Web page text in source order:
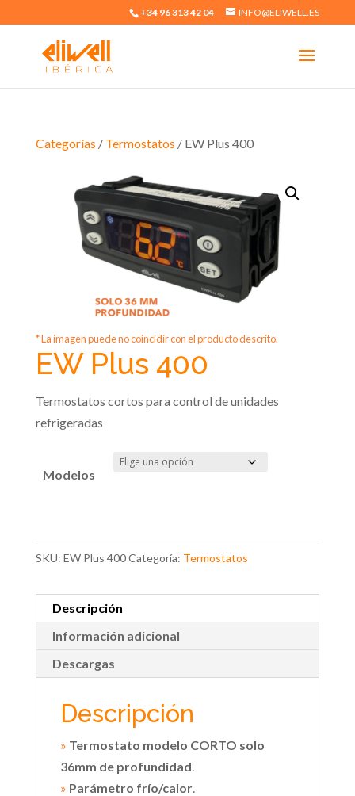
+34 96 313 42 04 INFO@ELIWELL.ES
Categorías / Termostatos / EW Plus 400
* La imagen puede no coincidir con el producto descrito.
EW Plus 400
Termostatos cortos para control de unidades
refrigeradas
Modelos
SKU: EW Plus 400Categoría: Termostatos
Descripción
Información adicional
Descargas
Descripción
» Termostato modelo CORTO solo
36mm de profundidad
» Parámetro frío/calor.